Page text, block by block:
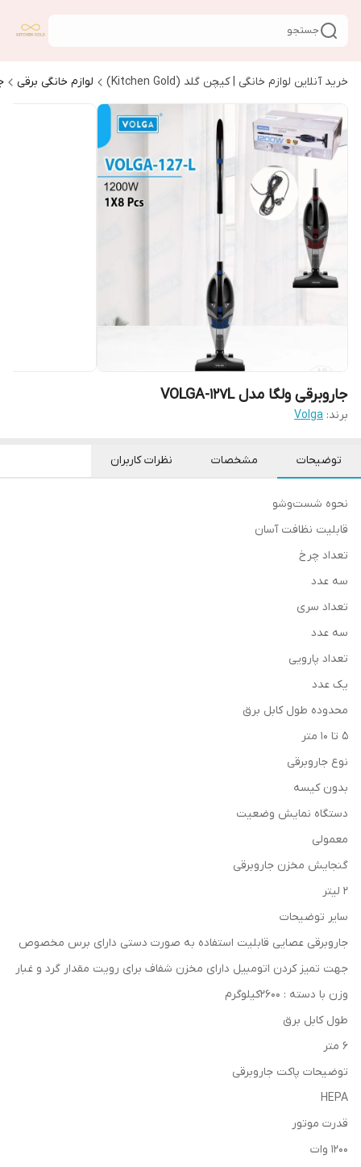
جستجو
خرید آنلاین لوازم خانگی | کیچن گلد (Kitchen Gold) لوازم خانگی برقی
جاروبرقی ولگا مدل VOLGA-127L
برند: Volga
توضیحات مشخصات نظرات کاربران
نحوه شست‌وشو
قابلیت نظافت آسان
تعداد چرخ
سه عدد
تعداد سری
سه عدد
تعداد پارویی
یک عدد
محدوده طول کابل برق
5 تا 10 متر
نوع جاروبرقی
بدون کیسه
دستگاه نمایش وضعیت
معمولی
گنجایش مخزن جاروبرقی
2 لیتر
سایر توضیحات
جاروبرقی عصایی قابلیت استفاده به صورت دستی دارای برس مخصوص
جهت تمیز کردن اتومبیل دارای مخزن شفاف برای رویت مقدار گرد و غبار
وزن با دسته : 2600کیلوگرم
طول کابل برق
6 متر
توضیحات پاکت جاروبرقی
HEPA
قدرت موتور
1200 وات